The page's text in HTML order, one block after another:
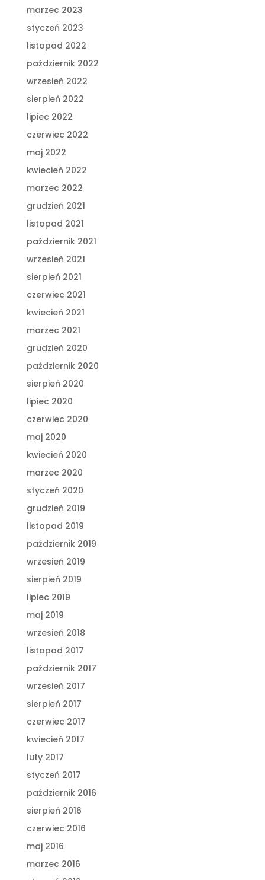
marzec 2023
styczeń 2023
listopad 2022
październik 2022
wrzesień 2022
sierpień 2022
lipiec 2022
czerwiec 2022
maj 2022
kwiecień 2022
marzec 2022
grudzień 2021
listopad 2021
październik 2021
wrzesień 2021
sierpień 2021
czerwiec 2021
kwiecień 2021
marzec 2021
grudzień 2020
październik 2020
sierpień 2020
lipiec 2020
czerwiec 2020
maj 2020
kwiecień 2020
marzec 2020
styczeń 2020
grudzień 2019
listopad 2019
październik 2019
wrzesień 2019
sierpień 2019
lipiec 2019
maj 2019
wrzesień 2018
listopad 2017
październik 2017
wrzesień 2017
sierpień 2017
czerwiec 2017
kwiecień 2017
luty 2017
styczeń 2017
październik 2016
sierpień 2016
czerwiec 2016
maj 2016
marzec 2016